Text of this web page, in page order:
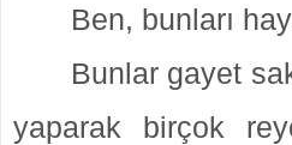
Ben, bunları
Bunlar gayet
yaparak birçok